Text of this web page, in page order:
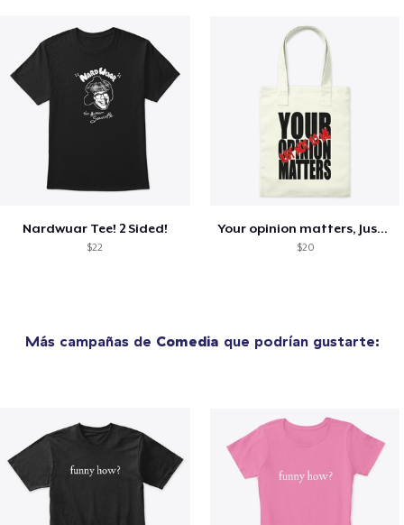
Nardwuar Tee! 2 Sided!
$22
Your opinion matters, Just not to me!
$20
Más campañas de Comedia que podrían gustarte: